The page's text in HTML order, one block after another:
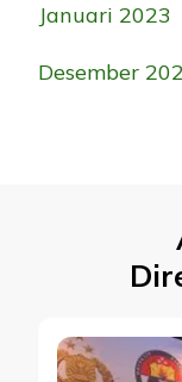
Januari 2023
Desember